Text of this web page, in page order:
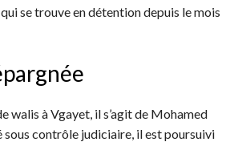
se trouve en détention depuis le mois
walis à Vgayet, il s’agit de Mohamed
contrôle judiciaire, il est poursuivi